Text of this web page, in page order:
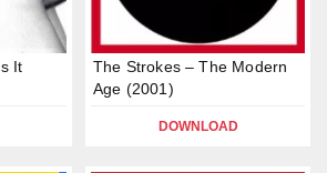
It
The Strokes – The Modern
Age (2001)
DOWNLOAD